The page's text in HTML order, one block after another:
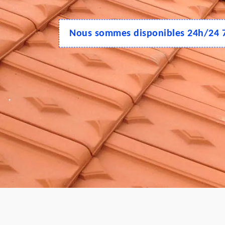
Nous sommes disponibles 24h/24